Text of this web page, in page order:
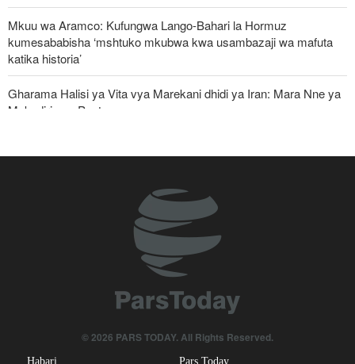
Mkuu wa Aramco: Kufungwa Lango-Bahari la Hormuz
kumesababisha ‘mshtuko mkubwa kwa usambazaji wa mafuta
katika historia’
Gharama Halisi ya Vita vya Marekani dhidi ya Iran: Mara Nne ya
Makadirio ya Pentagon
katika Bahari Nyekundu
Ghaza yafanya maziko makubwa zaidi ya halaiki ya Wapalestina
112 waliouliwa kikatili na Israel
ElBaradei kwa Netanyahu: Umeiharibu Gaza, sasa
unazungumzia "uhuru" wa watu wake!
Ripoti: Marekani inazishinikiza nchi za Afrika kujiondoa ICC au
© 2026 PARS TODAY. All Rights Reserved.
Habari Pars Today